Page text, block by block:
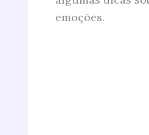
emoções.